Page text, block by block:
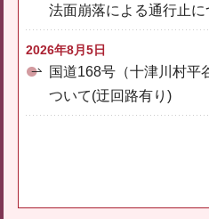
法面崩落による通行止に
2026年8月5日
国道168号（十津川村平
ついて(迂回路有り)